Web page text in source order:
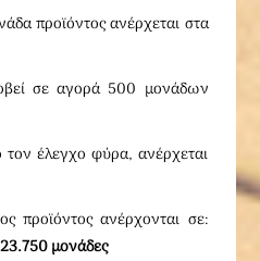
προϊόντος ανέρχεται στα
σε αγορά 500 μονάδων
έλεγχο φύρα, ανέρχεται
προϊόντος ανέρχονται σε:
23.750 μονάδες